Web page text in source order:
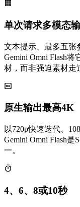
单次请求多模态
文本提示、最多五张
Gemini Omni Flash
材，而非强迫素材走
原生输出最高4K
以720p快速迭代、
Gemini Omni Flash是
一。
4、6、8或10秒